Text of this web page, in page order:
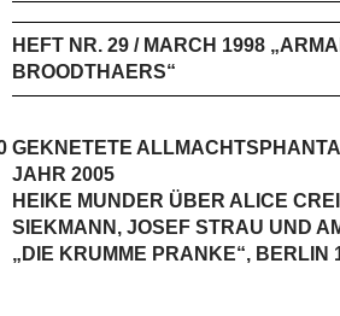
HEFT NR. 29 / MARCH 1998
BROODTHAERS“
GEKNETETE
JAHR 2005
HEIKE MUNDER ÜBER ALICE
SIEKMANN, JOSEF STRAU UND
„DIE KRUMME PRANKE“, BERLIN